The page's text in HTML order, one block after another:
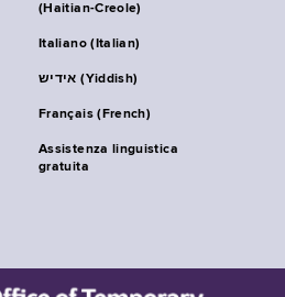
(Haitian-Creole)
Italiano (Italian)
אידיש (Yiddish)
Français (French)
Assistenza linguistica
gratuita